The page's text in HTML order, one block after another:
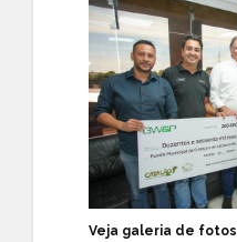
Veja galeria de fotos